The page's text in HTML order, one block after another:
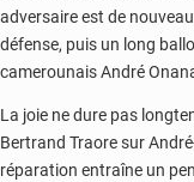
adversaire est de
défense, puis un long
camerounais André
La joie ne dure pas
Bertrand Traore sur
réparation entraîne un